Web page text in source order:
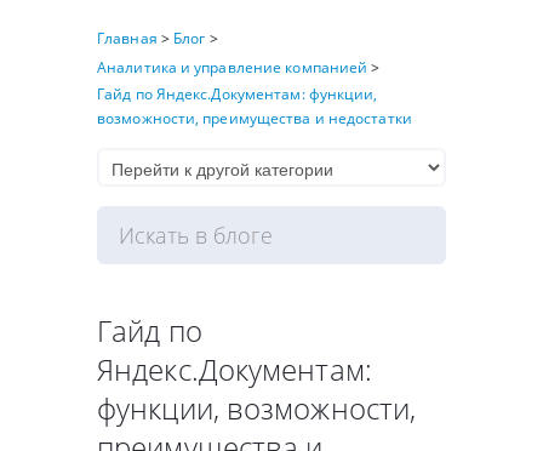
Главная > Блог >
Аналитика и управление компанией >
Гайд по Яндекс.Документам: функции,
возможности, преимущества и недостатки
Гайд по
Яндекс.Документам:
функции, возможности,